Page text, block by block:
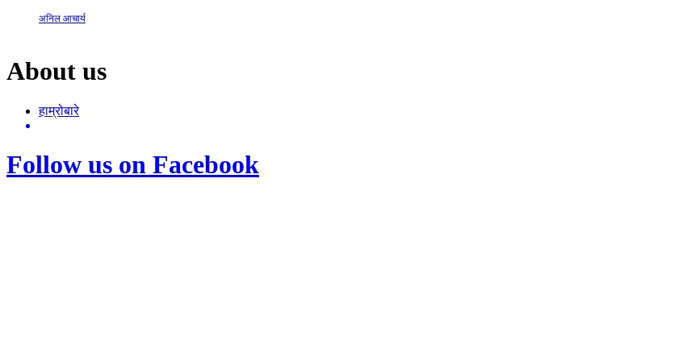
अनिल आचार्य
About us
हाम्रोबारे
Follow us on Facebook